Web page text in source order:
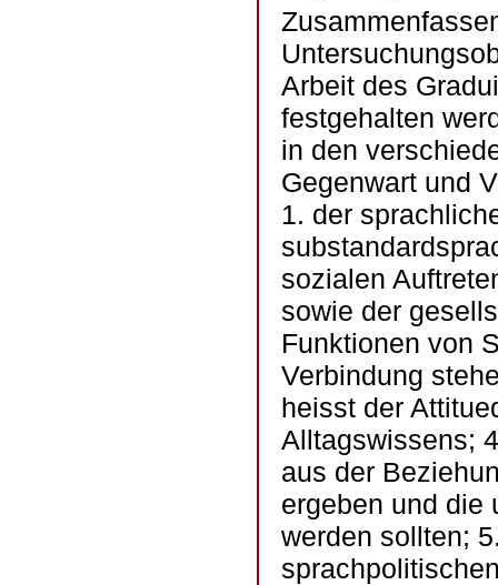
Arbeit des
festgehalten
in den
Gegenwart und
1. der
sozialen
sowie der
Funktionen von
Verbindung
heisst der
Alltagswissens;
aus der
ergeben und die
werden sollten;